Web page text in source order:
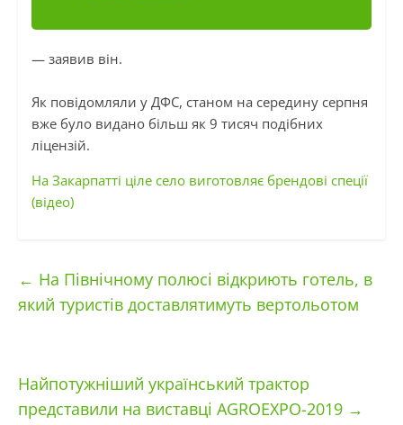
— заявив він.
Як повідомляли у ДФС, станом на середину серпня
вже було видано більш як 9 тисяч подібних
ліцензій.
На Закарпатті ціле село виготовляє брендові спеції
(відео)
← На Північному полюсі відкриють готель, в
який туристів доставлятимуть вертольотом
Найпотужніший український трактор
представили на виставці AGROEXPO-2019 →